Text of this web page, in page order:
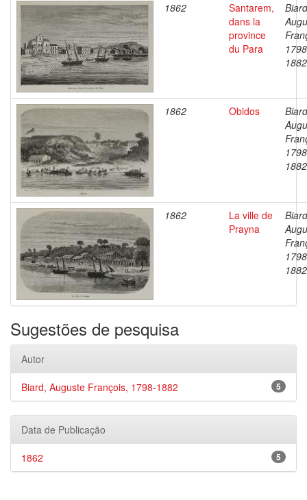
1862
Santarem,
dans la
province
du Para
1882
1862 Obidos
1882
1862
La ville de
Prayna
1882
Sugestões de pesquisa
Autor
5
Biard, Auguste François, 1798-1882
Data de Publicação
5
1862